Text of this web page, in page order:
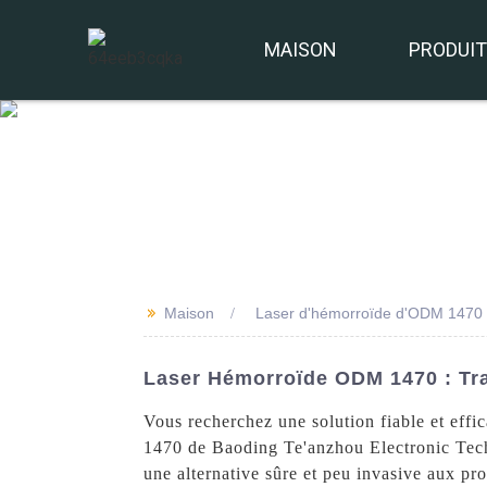
MAISON
>> Maison Laser d'hémorroïde d'ODM 1470
Laser Hémorroïde ODM 1470 :
Vous recherchez une solution fiable et
1470 de Baoding Te'anzhou Electronic
une alternative sûre et peu invasive aux